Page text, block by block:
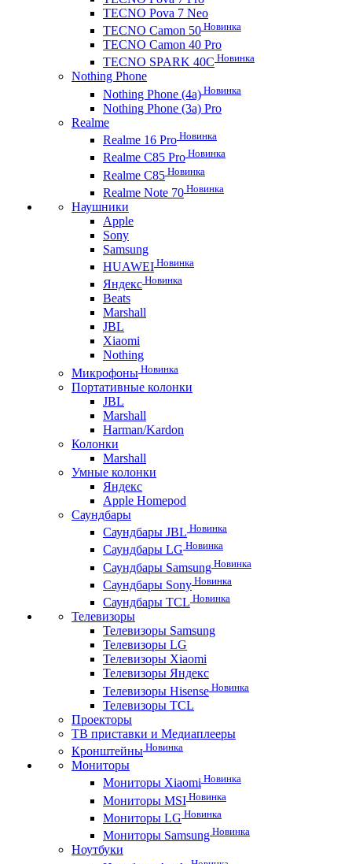
TECNO Pova 7 Neo
TECNO Camon 50 Новинка
TECNO Camon 40 Pro
TECNO SPARK 40C Новинка
Nothing Phone
Nothing Phone (4a) Новинка
Nothing Phone (3a) Pro
Realme
Realme 16 Pro Новинка
Realme C85 Pro Новинка
Realme C85 Новинка
Realme Note 70 Новинка
Наушники
Apple
Sony
Samsung
HUAWEI Новинка
Яндекс Новинка
Beats
Marshall
JBL
Xiaomi
Nothing
Микрофоны Новинка
Портативные колонки
JBL
Marshall
Harman/Kardon
Колонки
Marshall
Умные колонки
Яндекс
Apple Homepod
Саундбары
Саундбары JBL Новинка
Саундбары LG Новинка
Саундбары Samsung Новинка
Саундбары Sony Новинка
Саундбары TCL Новинка
Телевизоры
Телевизоры Samsung
Телевизоры LG
Телевизоры Xiaomi
Телевизоры Яндекс
Телевизоры Hisense Новинка
Телевизоры TCL
Проекторы
ТВ приставки и Медиаплееры
Кронштейны Новинка
Мониторы
Мониторы Xiaomi Новинка
Мониторы MSI Новинка
Мониторы LG Новинка
Мониторы Samsung Новинка
Ноутбуки